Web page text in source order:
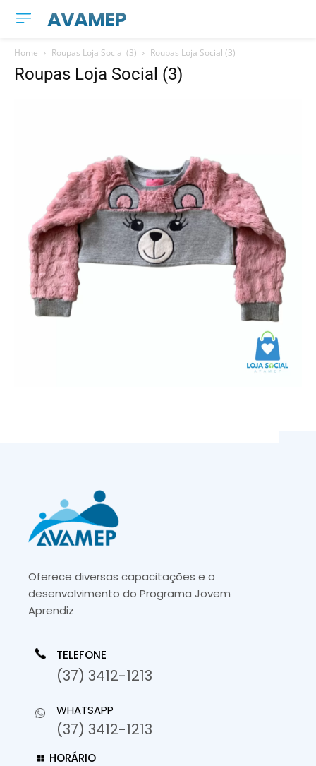
AVAMEP
Home Roupas Loja Social (3) Roupas Loja Social (3)
Roupas Loja Social (3)
Oferece diversas capacitações e o
desenvolvimento do Programa Jovem
Aprendiz
TELEFONE
(37) 3412-1213
WHATSAPP
(37) 3412-1213
HORÁRIO